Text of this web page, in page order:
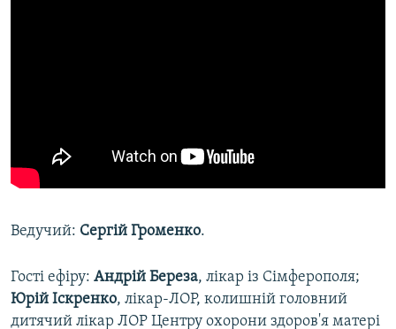
Ведучий: Сергій Громенко.
Гості ефіру: Андрій Береза, лікар із Сімферополя;
Юрій Іскренко, лікар-ЛОР, колишній головний
дитячий лікар ЛОР Центру охорони здоров'я матері